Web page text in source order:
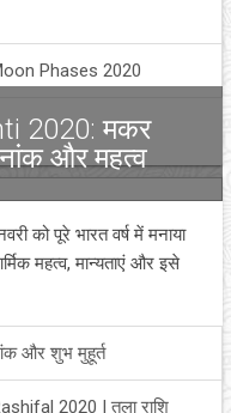
Phases 2020
2020: मकर
और महत्व
को पूरे भारत वर्ष में मनाया
महत्व, मान्यताएं और इसे
और शुभ मुहूर्त
2020 | तुला राशि